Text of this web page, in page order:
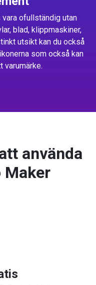
ofullständig utan
blad, klippmaskiner,
utsikt kan du också
som också kan
varumärke.
använda
Maker